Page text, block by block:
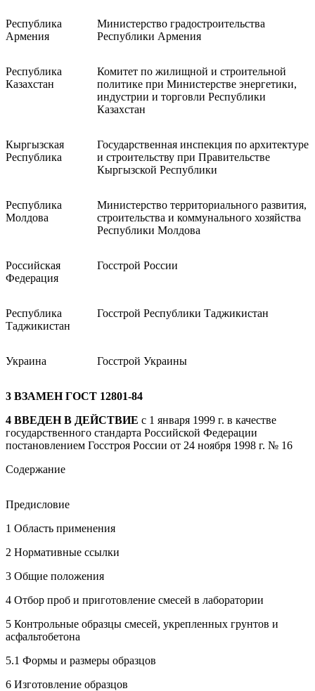
Республика
Армения
Министерство градостроительства
Республики Армения
Республика
Казахстан
Комитет по жилищной и строительной
политике при Министерстве энергетики,
индустрии и торговли Республики
Казахстан
Кыргызская
Республика
Государственная инспекция по архитектуре
и строительству при Правительстве
Кыргызской Республики
Республика
Молдова
Министерство территориального развития,
строительства и коммунального хозяйства
Республики Молдова
Российская
Федерация
Госстрой России
Республика
Таджикистан
Госстрой Республики Таджикистан
Украина Госстрой Украины
3 ВЗАМЕН ГОСТ 12801-84
4 ВВЕДЕН В ДЕЙСТВИЕ с 1 января 1999 г. в качестве
государственного стандарта Российской Федерации
постановлением Госстроя России от 24 ноября 1998 г. № 16
Содержание
Предисловие
1 Область применения
2 Нормативные ссылки
3 Общие положения
4 Отбор проб и приготовление смесей в лаборатории
5 Контрольные образцы смесей, укрепленных грунтов и
асфальтобетона
5.1 Формы и размеры образцов
6 Изготовление образцов